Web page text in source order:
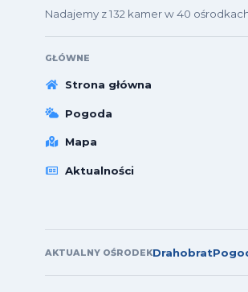
Nadajemy z 132 kamer w 40
GŁÓWNE
Strona główna
Pogoda
Mapa
Aktualności
AKTUALNY OŚRODEKDrahobrat